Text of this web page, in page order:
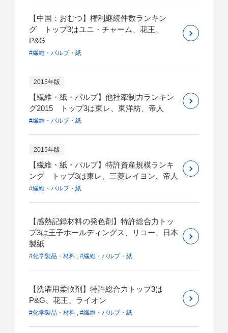
【中国：おむつ】権利継続件数ランキン
グ トップ3はユニ・チャーム、花王、
P&G
#繊維・パルプ・紙
2015年版
【繊維・紙・パルプ】他社牽制力ランキン
グ2015 トップ3は東レ、東洋紡、帝人
#繊維・パルプ・紙
2015年版
【繊維・紙・パルプ】特許資産規模ランキ
ング トップ3は東レ、三菱レイヨン、帝人
#繊維・パルプ・紙
【感熱記録材料の発色剤】特許総合力トッ
プ3は王子ホールディングス、リコー、日本
製紙
#化学製品・材料 , #繊維・パルプ・紙
【洗濯用柔軟剤】特許総合力トップ3は
P&G、花王、ライオン
#化学製品・材料 , #繊維・パルプ・紙